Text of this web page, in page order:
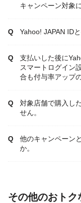
キャンペーン対象
Yahoo! JAPAN ID
支払いした後に
スマートログイン
合も付与率アップ
対象店舗で購入し
せん。
他のキャンペーン
か。
その他のおトク